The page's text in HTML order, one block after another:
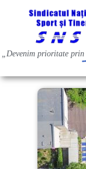
„Devenim prioritate prin